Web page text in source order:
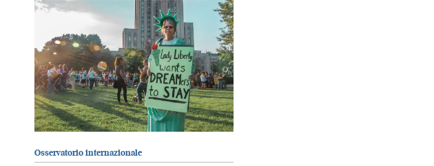
Osservatorio internazionale